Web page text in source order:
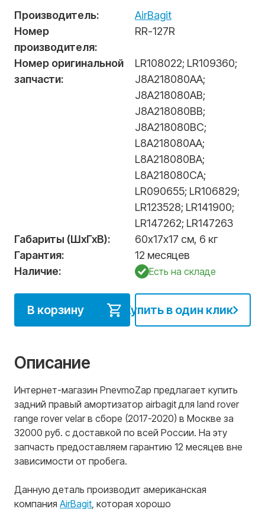
Производитель:
AirBagit
Номер
производителя:
RR-127R
Номер оригинальной
запчасти:
LR108022; LR109360;
J8A218080AA;
J8A218080AB;
J8A218080BB;
J8A218080BC;
L8A218080AA;
L8A218080BA;
L8A218080CA;
LR090655; LR106829;
LR123528; LR141900;
LR147262; LR147263
Габариты (ШхГхВ):
60х17х17 см, 6 кг
Гарантия:
12 месяцев
Наличие:
Есть на складе
В корзину Купить в один клик
Описание
Интернет-магазин PnevmoZap предлагает купить
задний правый амортизатор airbagit для land rover
range rover velar в сборе (2017-2020) в Москве за
32000 руб. с доставкой по всей России. На эту
запчасть предоставляем гарантию 12 месяцев вне
зависимости от пробега.
Данную деталь производит американская
компания AirBagit, которая хорошо